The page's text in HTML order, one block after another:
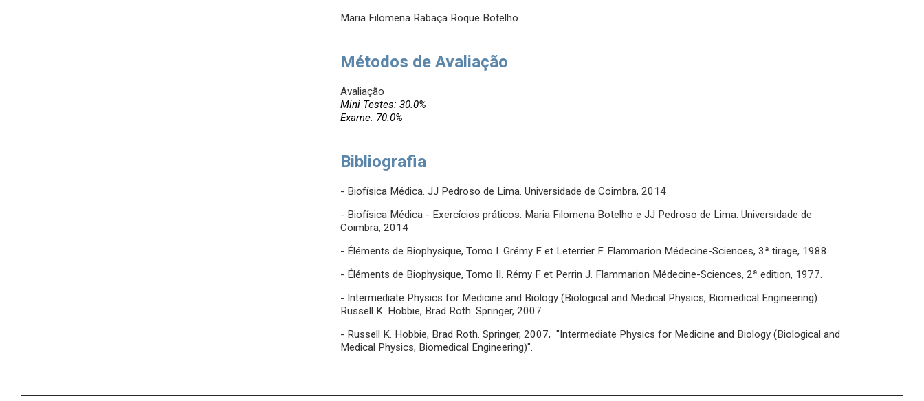
Maria Filomena Rabaça Roque Botelho
Métodos de Avaliação
Avaliação
Mini Testes: 30.0%
Exame: 70.0%
Bibliografia
- Biofísica Médica. JJ Pedroso de Lima. Universidade de Coimbra, 2014
- Biofísica Médica - Exercícios práticos. Maria Filomena Botelho e JJ Pedroso de Lima. Universidade de
Coimbra, 2014
- Éléments de Biophysique, Tomo I. Grémy F et Leterrier F. Flammarion Médecine-Sciences, 3ª tirage, 1988.
- Éléments de Biophysique, Tomo II. Rémy F et Perrin J. Flammarion Médecine-Sciences, 2ª edition, 1977.
- Intermediate Physics for Medicine and Biology (Biological and Medical Physics, Biomedical Engineering).
Russell K. Hobbie, Brad Roth. Springer, 2007.
- Russell K. Hobbie, Brad Roth. Springer, 2007, "Intermediate Physics for Medicine and Biology (Biological and
Medical Physics, Biomedical Engineering)".